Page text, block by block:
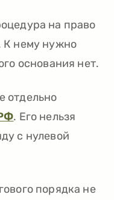
на право
К нему нужно
основания нет.
отдельно
. Его нельзя
с нулевой
порядка не